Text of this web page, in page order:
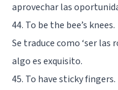
aprovechar las
44. To be the bee’s knees.
Se traduce como ‘ser las
algo es exquisito.
45. To have sticky fingers.